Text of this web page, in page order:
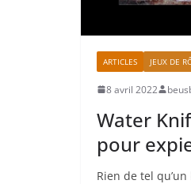
ARTICLES JEUX DE
8 avril 2022
Water
pour
Rien de tel